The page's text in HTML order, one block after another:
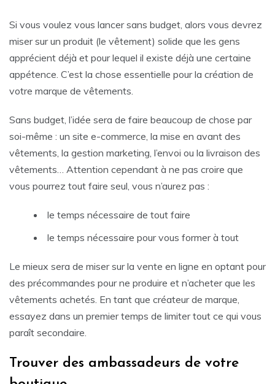
Si vous voulez vous lancer sans budget, alors vous devrez
miser sur un produit (le vêtement) solide que les gens
apprécient déjà et pour lequel il existe déjà une certaine
appétence. C’est la chose essentielle pour la création de
votre marque de vêtements.
Sans budget, l’idée sera de faire beaucoup de chose par
soi-même : un site e-commerce, la mise en avant des
vêtements, la gestion marketing, l’envoi ou la livraison des
vêtements… Attention cependant à ne pas croire que
vous pourrez tout faire seul, vous n’aurez pas :
le temps nécessaire de tout faire
le temps nécessaire pour vous former à tout
Le mieux sera de miser sur la vente en ligne en optant pour
des précommandes pour ne produire et n’acheter que les
vêtements achetés. En tant que créateur de marque,
essayez dans un premier temps de limiter tout ce qui vous
paraît secondaire.
Trouver des ambassadeurs de votre